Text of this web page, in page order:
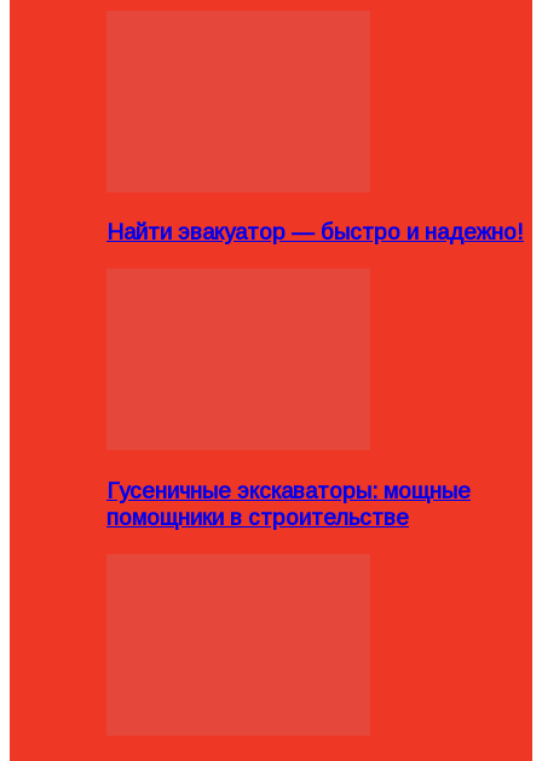
Найти эвакуатор — быстро и надежно!
Гусеничные экскаваторы: мощные
помощники в строительстве